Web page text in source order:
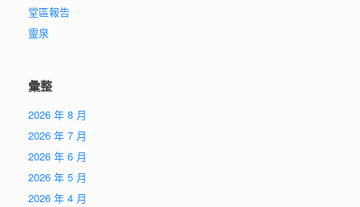
堂區報告
靈泉
彙整
2026 年 8 月
2026 年 7 月
2026 年 6 月
2026 年 5 月
2026 年 4 月